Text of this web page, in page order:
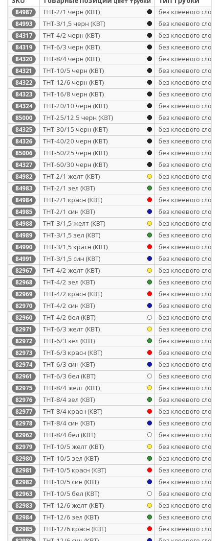
84987 ТНТ-2/1 черн (КВТ) без клеевого слоя
84993 ТНТ-3/1,5 черн (КВТ) без клеевого слоя
84317 ТНТ-4/2 черн (КВТ) без клеевого слоя
84319 ТНТ-6/3 черн (КВТ) без клеевого слоя
84320 ТНТ-8/4 черн (КВТ) без клеевого слоя
84321 ТНТ-10/5 черн (КВТ) без клеевого слоя
84322 ТНТ-12/6 черн (КВТ) без клеевого слоя
84323 ТНТ-16/8 черн (КВТ) без клеевого слоя
84324 ТНТ-20/10 черн (КВТ) без клеевого слоя
85000 ТНТ-25/12.5 черн (КВТ) без клеевого слоя
84325 ТНТ-30/15 черн (КВТ) без клеевого слоя
84326 ТНТ-40/20 черн (КВТ) без клеевого слоя
85006 ТНТ-50/25 черн (КВТ) без клеевого слоя
84327 ТНТ-60/30 черн (КВТ) без клеевого слоя
84982 ТНТ-2/1 желт (КВТ) без клеевого слоя
84983 ТНТ-2/1 зел (КВТ) без клеевого слоя
84984 ТНТ-2/1 красн (КВТ) без клеевого слоя
84985 ТНТ-2/1 син (КВТ) без клеевого слоя
84988 ТНТ-3/1,5 желт (КВТ) без клеевого слоя
84989 ТНТ-3/1,5 зел (КВТ) без клеевого слоя
84990 ТНТ-3/1,5 красн (КВТ) без клеевого слоя
84991 ТНТ-3/1,5 син (КВТ) без клеевого слоя
82967 ТНТ-4/2 желт (КВТ) без клеевого слоя
82968 ТНТ-4/2 зел (КВТ) без клеевого слоя
82969 ТНТ-4/2 красн (КВТ) без клеевого слоя
82970 ТНТ-4/2 син (КВТ) без клеевого слоя
82960 ТНТ-4/2 бел (КВТ) без клеевого слоя
82971 ТНТ-6/3 желт (КВТ) без клеевого слоя
82972 ТНТ-6/3 зел (КВТ) без клеевого слоя
82973 ТНТ-6/3 красн (КВТ) без клеевого слоя
82974 ТНТ-6/3 син (КВТ) без клеевого слоя
82961 ТНТ-6/3 бел (КВТ) без клеевого слоя
82975 ТНТ-8/4 желт (КВТ) без клеевого слоя
82976 ТНТ-8/4 зел (КВТ) без клеевого слоя
82977 ТНТ-8/4 красн (КВТ) без клеевого слоя
82978 ТНТ-8/4 син (КВТ) без клеевого слоя
82962 ТНТ-8/4 бел (КВТ) без клеевого слоя
82979 ТНТ-10/5 желт (КВТ) без клеевого слоя
82980 ТНТ-10/5 зел (КВТ) без клеевого слоя
82981 ТНТ-10/5 красн (КВТ) без клеевого слоя
82982 ТНТ-10/5 син (КВТ) без клеевого слоя
82963 ТНТ-10/5 бел (КВТ) без клеевого слоя
82983 ТНТ-12/6 желт (КВТ) без клеевого слоя
82984 ТНТ-12/6 зел (КВТ) без клеевого слоя
82985 ТНТ-12/6 красн (КВТ) без клеевого слоя